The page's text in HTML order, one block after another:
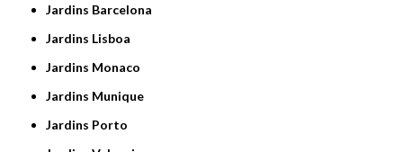
Jardins Barcelona
Jardins Lisboa
Jardins Monaco
Jardins Munique
Jardins Porto